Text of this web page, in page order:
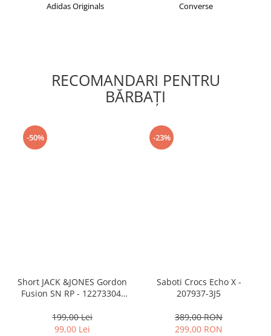
Adidas Originals Converse
RECOMANDARI PENTRU
BĂRBAŢI
-50%
Short JACK &JONES Gordon
Fusion SN RP - 12273304-
199,00 Lei
99,00 Lei
-23%
Saboti Crocs Echo X -
207937-3J5
389,00 RON
299,00 RON